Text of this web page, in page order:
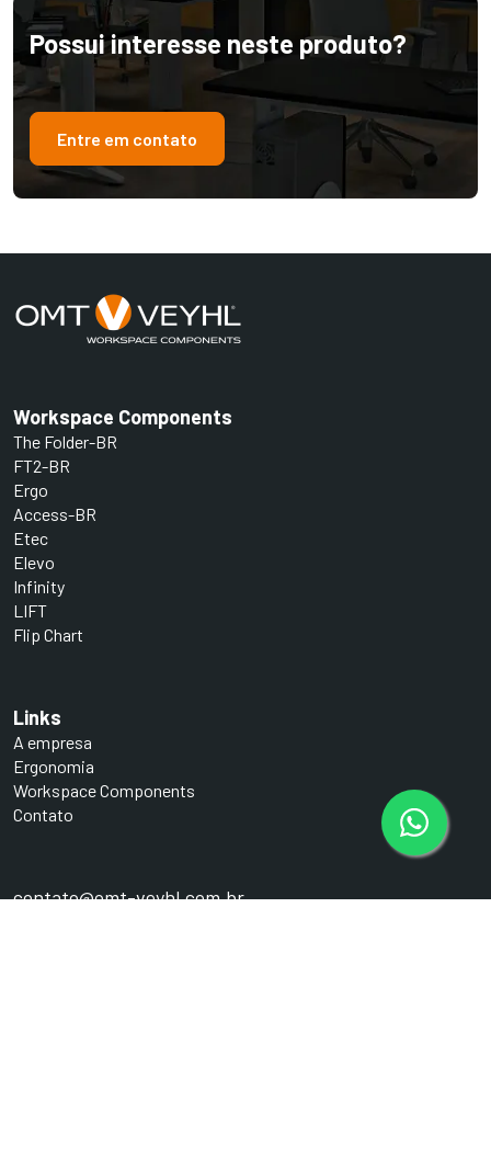
Possui interesse neste produto?
Entre em contato
contato@omt-veyhl.com.br
Workspace Components
The Folder-BR
FT2-BR
Ergo
Access-BR
Etec
Elevo
Infinity
LIFT
Flip Chart
Links
A empresa
Ergonomia
Workspace Components
Contato